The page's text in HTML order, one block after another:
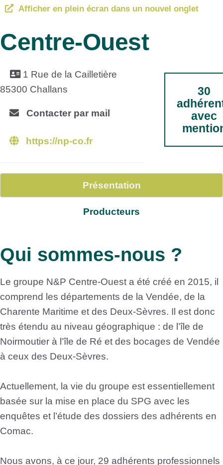
Afficher en plein écran dans un nouvel onglet
Centre-Ouest
1 Rue de la Cailletière
85300 Challans
Contacter par mail
https://np-co.fr
30
avec
Présentation
Producteurs
Qui sommes-nous ?
Le groupe N&P Centre-Ouest a été créé en 2015, il
comprend les départements de la Vendée, de la
Charente Maritime et des Deux-Sèvres. Il est donc
très étendu au niveau géographique : de l’île de
Noirmoutier à l’île de Ré et des bocages de Vendée
à ceux des Deux-Sèvres.
Actuellement, la vie du groupe est essentiellement
basée sur la mise en place du SPG avec les
enquêtes et l’étude des dossiers des adhérents en
Comac.
Nous avons, à ce jour, 29 adhérents professionnels